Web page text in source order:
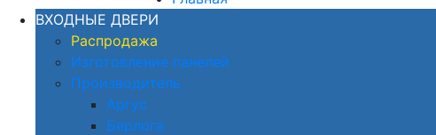
ВХОДНЫЕ ДВЕРИ
Распродажа
Изготовление панелей
Производитель
Аргус
Берлога